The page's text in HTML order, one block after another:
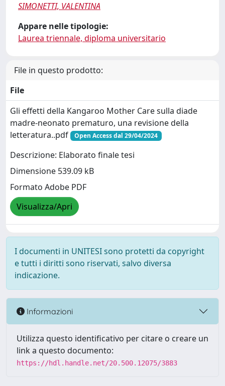
SIMONETTI, VALENTINA
Appare nelle tipologie:
Laurea triennale, diploma universitario
File in questo prodotto:
File
Gli effetti della Kangaroo Mother Care sulla diade
madre-neonato prematuro, una revisione della
letteratura..pdf
Open Access dal 29/04/2024
Descrizione: Elaborato finale tesi
Dimensione 539.09 kB
Formato Adobe PDF
Visualizza/Apri
I documenti in UNITESI sono protetti da copyright
e tutti i diritti sono riservati, salvo diversa
indicazione.
Informazioni
Utilizza questo identificativo per citare o creare un
link a questo documento:
https://hdl.handle.net/20.500.12075/3883